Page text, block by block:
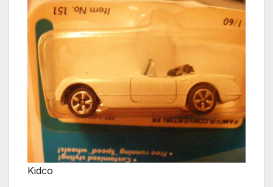
Kidco